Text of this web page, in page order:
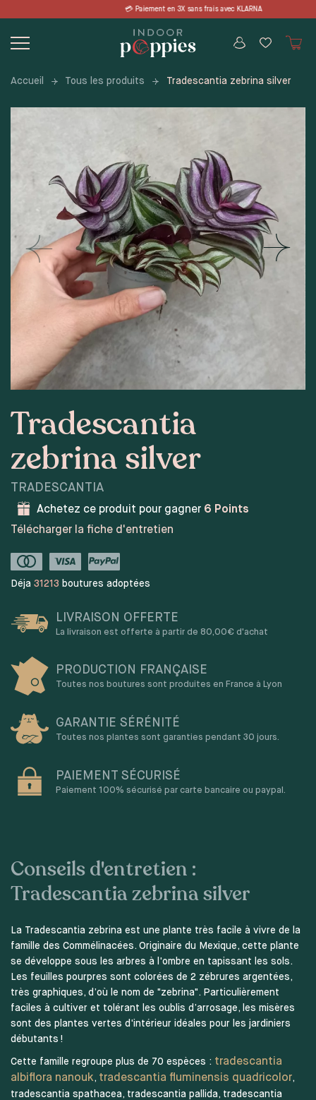
content
en 3X sans frais avec KLARNA 📦
Accueil Tous les produits Tradescantia zebrina silver
Tradescantia
zebrina silver
TRADESCANTIA
Achetez ce produit pour gagner 6 Points
Télécharger la fiche d'entretien
Déja 31213 boutures adoptées
LIVRAISON OFFERTE
La livraison est offerte à partir de 80,00€ d'achat
PRODUCTION FRANÇAISE
Toutes nos boutures sont produites en France à Lyon
GARANTIE SÉRÉNITÉ
Toutes nos plantes sont garanties pendant 30 jours.
PAIEMENT SÉCURISÉ
Paiement 100% sécurisé par carte bancaire ou paypal.
Conseils d'entretien :
Tradescantia zebrina silver
La Tradescantia zebrina est une plante très facile à vivre de la
famille des Commélinacées. Originaire du Mexique, cette plante
se développe sous les arbres à l'ombre en tapissant les sols.
Les feuilles pourpres sont colorées de 2 zébrures argentées,
très graphiques, d’où le nom de "zebrina". Particulièrement
faciles à cultiver et tolérant les oublis d’arrosage, les misères
sont des plantes vertes d'intérieur idéales pour les jardiniers
débutants !
Cette famille regroupe plus de 70 espèces : tradescantia
albiflora nanouk, tradescantia fluminensis quadricolor,
tradescantia spathacea, tradescantia pallida, tradescantia